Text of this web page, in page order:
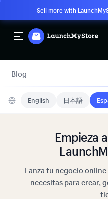
Sell more with
Blog
English 日本語
Empieza
Lanza tu negocio
necesitas para crear,